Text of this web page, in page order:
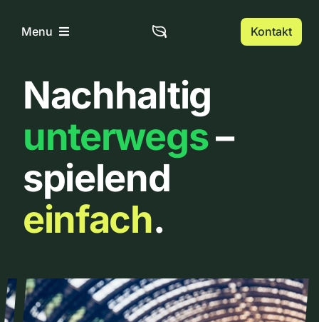
InhaltMenu
Home
Über uns
Urbanlist
Kontakt
Nachhaltig
unterwegs–
spielend
einfach.